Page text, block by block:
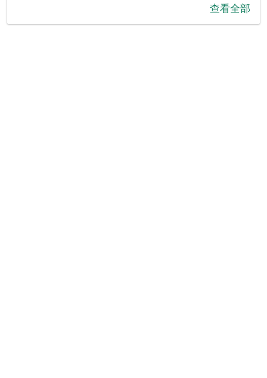
查看全部